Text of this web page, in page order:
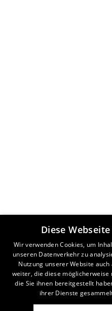
Diese
Wir verwenden Cookies, um
unseren Datenverkehr zu
Nutzung unserer Website
weiter, die diese
die Sie ihnen bereitgestellt
ihrer Dienste